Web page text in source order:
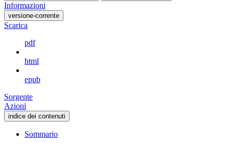
Informazioni
versione-corrente
Scarica
pdf
html
epub
Sorgente
Azioni
indice dei contenuti
Sommario